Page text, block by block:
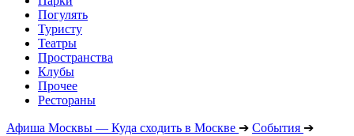
Погулять
Туристу
Театры
Пространства
Клубы
Прочее
Рестораны
Афиша Москвы — Куда сходить в Москве ➔ События ➔